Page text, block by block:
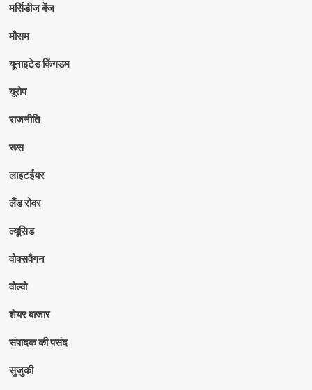
मर्सिडीज बेंज
मौसम
यूनाइटेड किंगडम
यूरोप
राजनीति
रूस
लाइटईयर
लैंड रोवर
ल्यूसिड
वोक्सवैगन
वोल्वो
शेयर बाजार
संपादक की पसंद
सुजुकी